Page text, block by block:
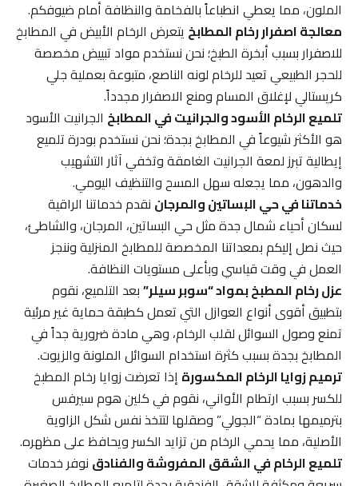
الملون، مما يعطي انطباعاً بالفخامة والنظافة أمام ضيوفكم.
معالجة اصفرار رخام المطابخيتعرض الرخام الأبيض في المطابخ
للاصفرار بسبب أبخرة الطبخ؛ نحن نستخدم مواد تبييض مخصصة
للحجر الطبيعي تعيد للرخام لونه الناصع، متبوعة بعملية جلي
كريستالي لإغلاق المسام ومنع الاصفرار مجدداً.
تلميع الرخام الأسود والجرانيت في المطابخالجرانيت الأسود
هو الأكثر شيوعاً في المطابخ بجدة؛ نحن نستخدم بودرة تلميع
إيطالية تبرز لمعة الجرانيت الغامقة وتخفي آثار التشهيب
والدهون، مما يجعله سهل المسح والتنظيف اليومي.
خدماتنا في حي البساتين والمرجاننقدم خدماتنا الراقية
لسكان أحياء شمال جدة مثل حي البساتين، المرجان، والشاطئ،
حيث نصل إليكم بمعداتنا المخصصة للمطابخ المنزلية وننجز
العمل في وقت قياسي وبأعلى مستويات النظافة.
عزل رخام المطبخ بمواد “سوبر سيلر”بعد التلميع، نقوم
بتطبيق أقوى أنواع العوازل التي تعمل كطبقة حماية غير مرئية
تمنع وصول السوائل لقلب الرخام، وهي مادة ضرورية جداً في
المطابخ بجدة بسبب كثرة استخدام السوائل الملونة والزيوت.
ترميم زوايا الرخام المكسورةإذا تعرضت زوايا رخام المطبخ
للكسر بسبب ارتطام الأواني، نقوم في كلين هوم سيرفس
بترميمها بمادة “الجولي” وصقلها لتتخذ نفس شكل الزاوية
الأصلية، مما يحمي الرخام من تزايد الكسر ويحافظ على مظهره.
تلميع الرخام في الشقق المفروشة والفنادقنوفر خدمات